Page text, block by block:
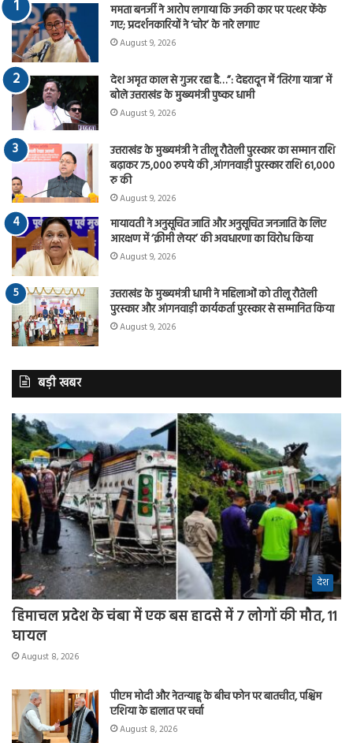
ममता बनर्जी ने आरोप लगाया कि उनकी कार पर पत्थर फेंके
गए; प्रदर्शनकारियों ने ‘चोर’ के नारे लगाए
August 9, 2026
देश अमृत काल से गुजर रहा है…”: देहरादून में ‘तिरंगा यात्रा’ में
बोले उत्तराखंड के मुख्यमंत्री पुष्कर धामी
August 9, 2026
उत्तराखंड के मुख्यमंत्री ने तीलू रौतेली पुरस्कार का सम्मान राशि
बढ़ाकर 75,000 रुपये की ,आंगनवाड़ी पुरस्कार राशि 61,000
रु की
August 9, 2026
मायावती ने अनुसूचित जाति और अनुसूचित जनजाति के लिए
आरक्षण में ‘क्रीमी लेयर’ की अवधारणा का विरोध किया
August 9, 2026
उत्तराखंड के मुख्यमंत्री धामी ने महिलाओं को तीलू रौतेली
पुरस्कार और आंगनवाड़ी कार्यकर्ता पुरस्कार से सम्मानित किया
August 9, 2026
बड़ी खबर
देश
हिमाचल प्रदेश के चंबा में एक बस हादसे में 7 लोगों की मौत, 11
घायल
August 8, 2026
पीएम मोदी और नेतन्याहू के बीच फोन पर बातचीत, पश्चिम
एशिया के हालात पर चर्चा
August 8, 2026